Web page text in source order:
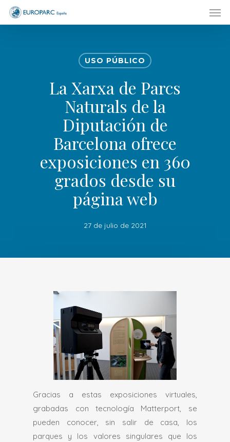
Skip
USO PÚBLICO
La Xarxa de Parcs
Naturals de la
Diputación de
Barcelona ofrece
exposiciones en 360
grados desde su
página web
27 de julio de 2021
Gracias a estas exposiciones virtuales,
grabadas con tecnología Matterport, se
pueden conocer, sin salir de casa, los
parques y los valores singulares que los